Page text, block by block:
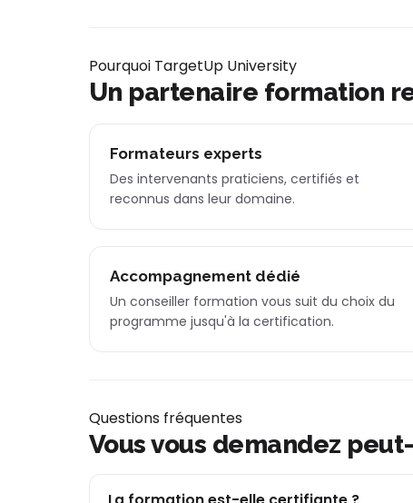
Pourquoi TargetUp University
Un partenaire formation
Formateurs experts
Des intervenants praticiens, certifiés et
reconnus dans leur domaine.
Accompagnement dédié
Un conseiller formation vous suit du choix du
programme jusqu'à la certification.
Questions fréquentes
Vous vous demandez